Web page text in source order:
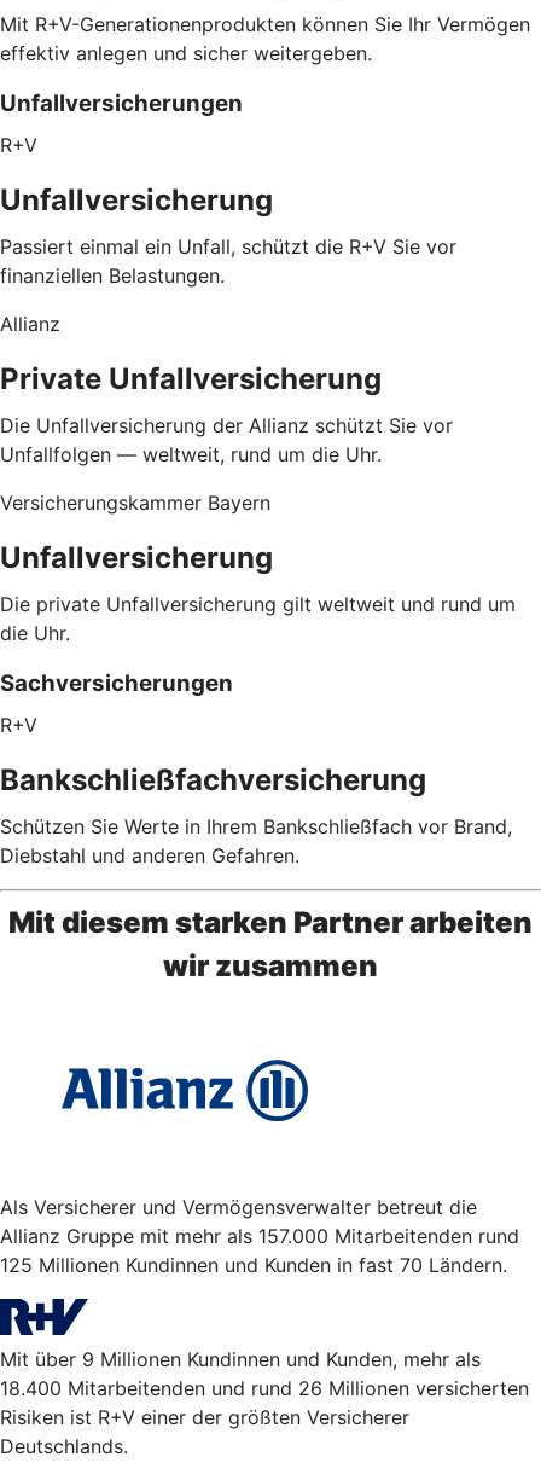
Mit R+V-Generationenprodukten können Sie Ihr Vermögen
effektiv anlegen und sicher weitergeben.
Unfallversicherungen
R+V
Unfallversicherung
Passiert einmal ein Unfall, schützt die R+V Sie vor
finanziellen Belastungen.
Allianz
Private Unfallversicherung
Die Unfallversicherung der Allianz schützt Sie vor
Unfallfolgen — weltweit, rund um die Uhr.
Versicherungskammer Bayern
Unfallversicherung
Die private Unfallversicherung gilt weltweit und rund um
die Uhr.
Sachversicherungen
R+V
Bankschließfachversicherung
Schützen Sie Werte in Ihrem Bankschließfach vor Brand,
Diebstahl und anderen Gefahren.
Mit diesem starken Partner arbeiten
wir zusammen
Als Versicherer und Vermögensverwalter betreut die
Allianz Gruppe mit mehr als 157.000 Mitarbeitenden rund
125 Millionen Kundinnen und Kunden in fast 70 Ländern.
Mit über 9 Millionen Kundinnen und Kunden, mehr als
18.400 Mitarbeitenden und rund 26 Millionen versicherten
Risiken ist R+V einer der größten Versicherer
Deutschlands.